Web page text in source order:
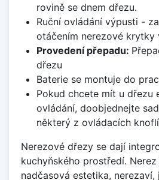
rovině se dnem dřezu.
Ruční ovládání výpusti -
otáčením nerezové krytky
Provedení přepadu:
dřezu
Baterie se montuje do
Pokud chcete mít u dřezu
ovládání, doobjednejte
některý z ovládacích
Nerezové dřezy se dají
kuchyňského prostředí.
nadčasová estetika,